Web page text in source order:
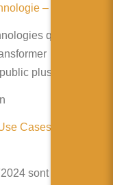
– Influencia
qui se
plus jeune.
Cases in Retail |
sont présentés